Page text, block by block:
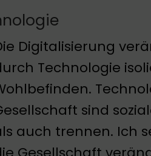
Digitalisierung
Technologie
sind
auch trennen. Ich